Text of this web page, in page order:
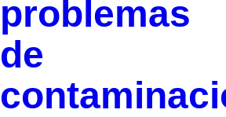
problemas
de